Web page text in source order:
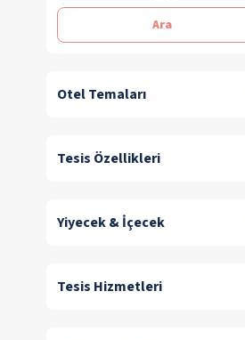
Ara
Otel Temaları
Tesis Özellikleri
Yiyecek & İçecek
Tesis Hizmetleri